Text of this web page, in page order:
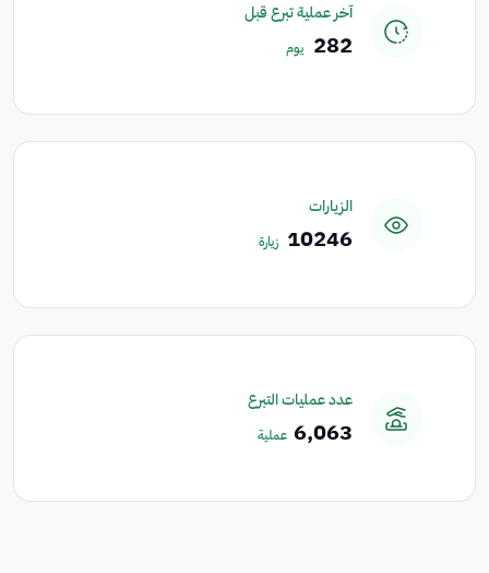
آخر عملية تبرع قبل
282 يوم
الزيارات
10246 زيارة
عدد عمليات التبرع
6,063 عملية